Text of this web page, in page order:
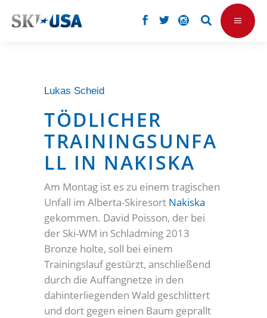
Lukas Scheid
TÖDLICHER
TRAININGSUNFA
LL IN NAKISKA
Am Montag ist es zu einem tragischen
Unfall im Alberta-Skiresort Nakiska
gekommen. David Poisson, der bei
der Ski-WM in Schladming 2013
Bronze holte, soll bei einem
Trainingslauf gestürzt, anschließend
durch die Auffangnetze in den
dahinterliegenden Wald geschlittert
und dort gegen einen Baum geprallt